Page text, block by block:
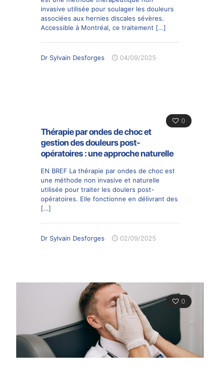
invasive utilisée pour soulager les douleurs
associées aux hernies discales sévères.
Accessible à Montréal, ce traitement […]
Dr Sylvain Desforges 04/09/2025
0
Thérapie par ondes de choc et
gestion des douleurs post-
opératoires : une approche naturelle
EN BREF La thérapie par ondes de choc est
une méthode non invasive et naturelle
utilisée pour traiter les doulers post-
opératoires. Elle fonctionne en délivrant des
[…]
Dr Sylvain Desforges 02/09/2025
0